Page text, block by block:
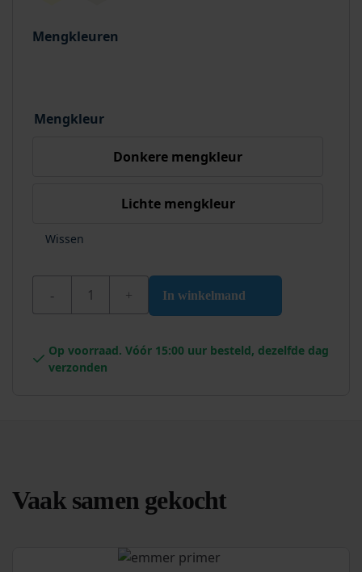
Mengkleuren
Mengkleur
Donkere mengkleur
Lichte mengkleur
Wissen
Wixx Siloxan Buitenlatex Matt aantal
In winkelmand
Op voorraad. Vóór 15:00 uur besteld, dezelfde dag
verzonden
Vaak samen gekocht